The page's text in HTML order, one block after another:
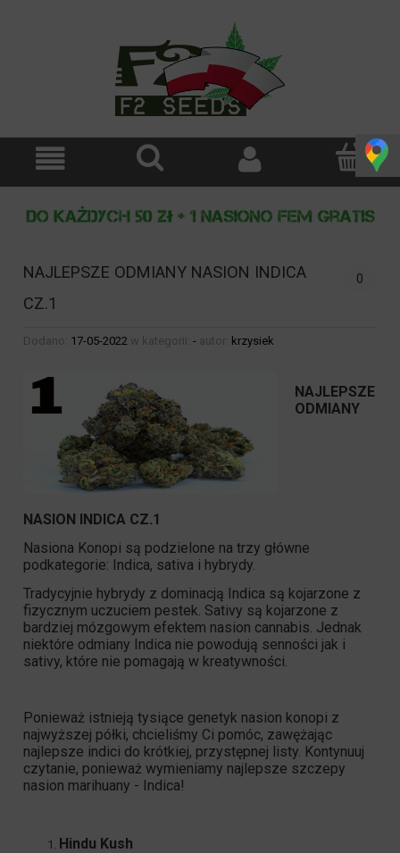
NAJLEPSZE ODMIANY NASION INDICA
CZ.1
0
Dodano: 17-05-2022 w kategorii: - autor: krzysiek
NAJLEPSZE
ODMIANY
NASION INDICA CZ.1
Nasiona Konopi są podzielone na trzy główne
podkategorie: Indica, sativa i hybrydy.
Tradycyjnie hybrydy z dominacją Indica są kojarzone z
fizycznym uczuciem pestek. Sativy są kojarzone z
bardziej mózgowym efektem nasion cannabis. Jednak
niektóre odmiany Indica nie powodują senności jak i
sativy, które nie pomagają w kreatywności.
Ponieważ istnieją tysiące genetyk nasion konopi z
najwyższej półki, chcieliśmy Ci pomóc, zawężając
najlepsze indici do krótkiej, przystępnej listy. Kontynuuj
czytanie, ponieważ wymieniamy najlepsze szczepy
nasion marihuany - Indica!
Hindu Kush